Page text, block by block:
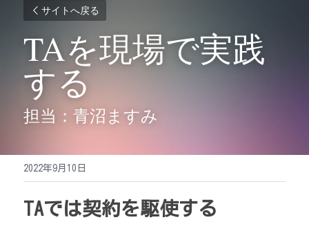
サイトへ戻る
TAを現場で実践
する
担当：青沼ますみ
2022年9月10日
TAでは契約を駆使する